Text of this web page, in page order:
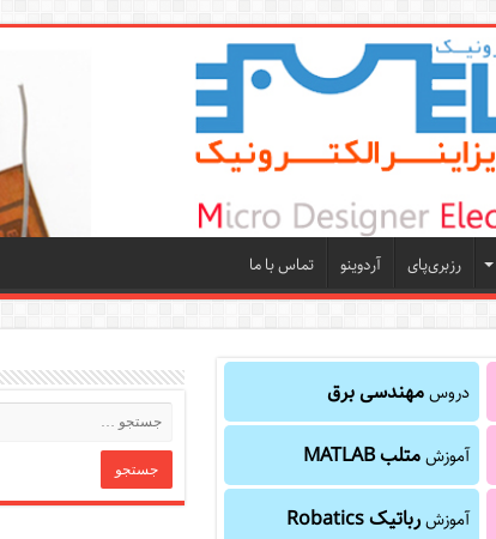
رزبری‌پای آردوینو تماس با ما
دروسمهندسی برق
آموزشمتلب MATLAB
آموزشرباتیک Robatics